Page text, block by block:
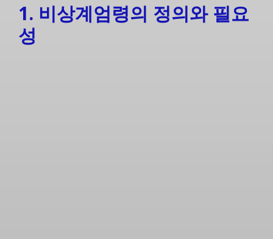
1. 비상계엄령의 정의와 필요
성